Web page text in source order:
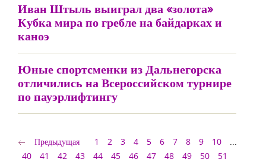
Иван Штыль выиграл два «золота»
Кубка мира по гребле на байдарках и
каноэ
Юные спортсменки из Дальнегорска
отличились на Всероссийском турнире
по пауэрлифтингу
Предыдущая 1 2 3 4 5 6 7 8 9 10
...
40
41 42 43 44 45 46 47 48 49 50
51